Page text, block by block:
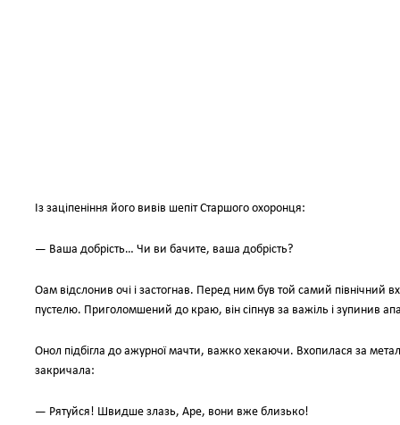
Із заціпеніння його вивів шепіт Старшого охоронця:
— Ваша добрість… Чи ви бачите, ваша добрість?
Оам відслонив очі і застогнав. Перед ним був той самий північний
пустелю. Приголомшений до краю, він сіпнув за важіль і зупинив
Онол підбігла до ажурної мачти, важко хекаючи. Вхопилася за
закричала:
— Рятуйся! Швидше злазь, Аре, вони вже близько!